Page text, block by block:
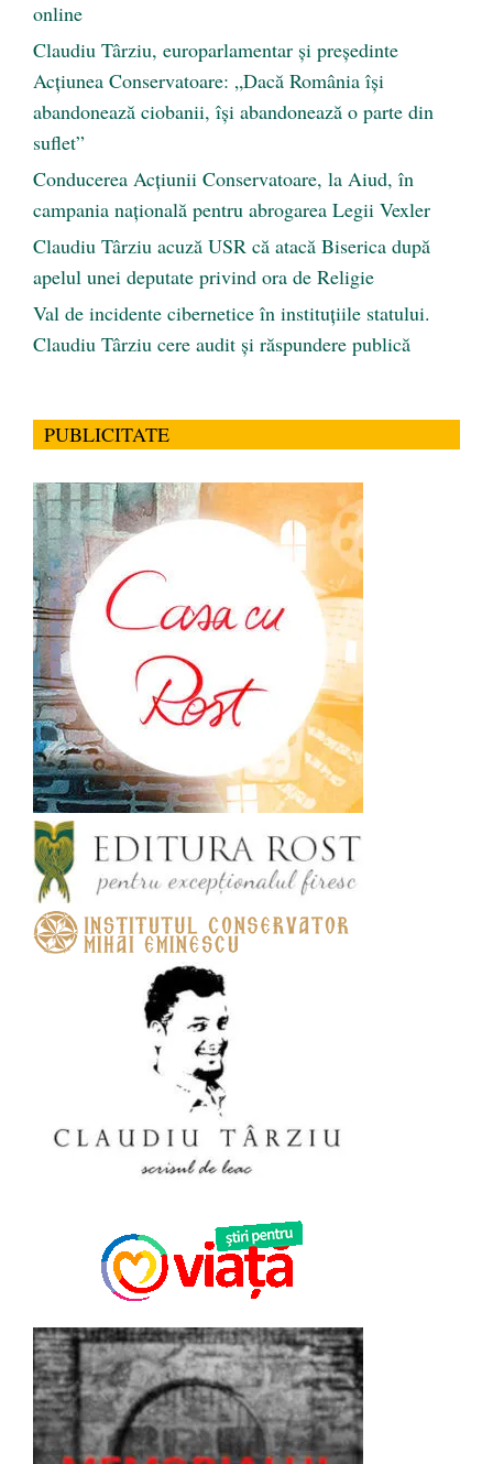
online
Claudiu Târziu, europarlamentar și președinte
Acțiunea Conservatoare: „Dacă România își
abandonează ciobanii, își abandonează o parte din
suflet”
Conducerea Acțiunii Conservatoare, la Aiud, în
campania națională pentru abrogarea Legii Vexler
Claudiu Târziu acuză USR că atacă Biserica după
apelul unei deputate privind ora de Religie
Val de incidente cibernetice în instituțiile statului.
Claudiu Târziu cere audit și răspundere publică
PUBLICITATE